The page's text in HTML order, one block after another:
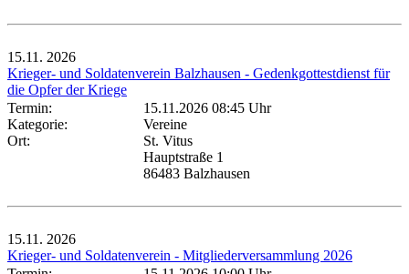
15.11. 2026
Krieger- und Soldatenverein Balzhausen - Gedenkgottestdienst für
die Opfer der Kriege
Termin:
15.11.2026 08:45 Uhr
Kategorie:
Vereine
Ort:
St. Vitus
Hauptstraße 1
86483 Balzhausen
15.11. 2026
Krieger- und Soldatenverein - Mitgliederversammlung 2026